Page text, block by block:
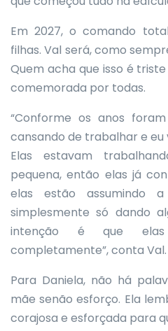
Em 2027, o comando
filhas. Val será, como
Quem acha que isso é
comemorada por todas.
“Conforme os anos
cansando de trabalhar e eu
Elas estavam
pequena, então elas já
elas estão assumindo
simplesmente só dando
intenção é que elas
completamente”, conta Val.
Para Daniela, não há
mãe senão esforço. Ela
corajosa e esforçada para